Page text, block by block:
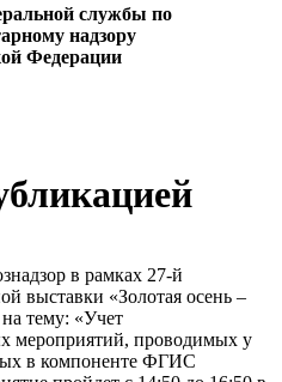
службы по
надзору
Федерации
в рамках 27-й
выставки «Золотая осень –
тему: «Учет
мероприятий, проводимых у
в компоненте ФГИС